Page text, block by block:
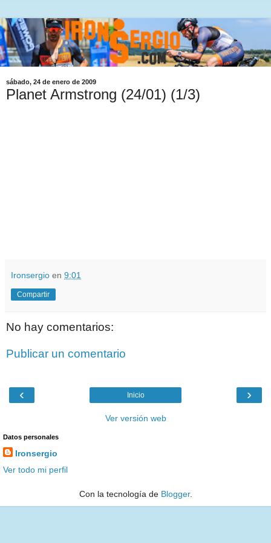
sábado, 24 de enero de 2009
Planet Armstrong (24/01) (1/3)
Ironsergio en 9:01
Compartir
No hay comentarios:
Publicar un comentario
‹ ›
Inicio
Ver versión web
Datos personales
Ironsergio
Ver todo mi perfil
Con la tecnología de Blogger.